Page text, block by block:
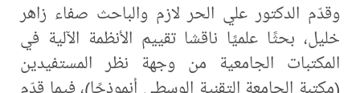
وقدّم الدكتور علي الحر لازم والباحث صفاء زاهر
خليل، بحثًا علميًا ناقشا تقييم الأنظمة الآلية في
المكتبات الجامعية من وجهة نظر المستفيدين
(مكتبة الجامعة التقنية الوسطى أنموذجًا)، فيما قدّم